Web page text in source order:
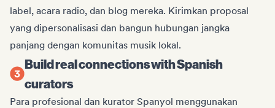
label, acara radio, dan blog mereka. Kirimkan proposal
yang dipersonalisasi dan bangun hubungan jangka
panjang dengan komunitas musik lokal.
Build real connections with Spanish
curators
Para profesional dan kurator Spanyol menggunakan